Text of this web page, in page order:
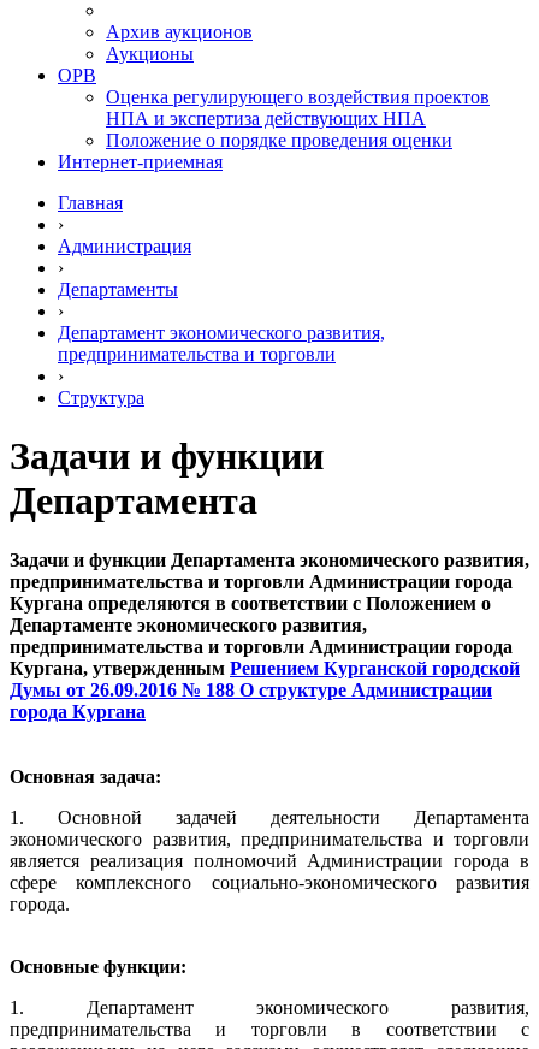
Архив аукционов
Аукционы
ОРВ
Оценка регулирующего воздействия проектов
НПА и экспертиза действующих НПА
Положение о порядке проведения оценки
Интернет-приемная
Главная
›
Администрация
›
Департаменты
›
Департамент экономического развития,
предпринимательства и торговли
›
Структура
Задачи и функции
Департамента
Задачи и функции Департамента экономического развития,
предпринимательства и торговли Администрации города
Кургана определяются в соответствии с Положением о
Департаменте экономического развития,
предпринимательства и торговли Администрации города
Кургана, утвержденным Решением Курганской городской
Думы от 26.09.2016 № 188 О структуре Администрации
города Кургана
Основная задача:
1. Основной задачей деятельности Департамента
экономического развития, предпринимательства и торговли
является реализация полномочий Администрации города в
сфере комплексного социально-экономического развития
города.
Основные функции:
1. Департамент экономического развития,
предпринимательства и торговли в соответствии с